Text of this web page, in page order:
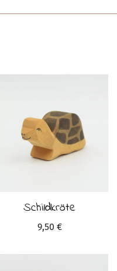
Schildkröte
9,50 €